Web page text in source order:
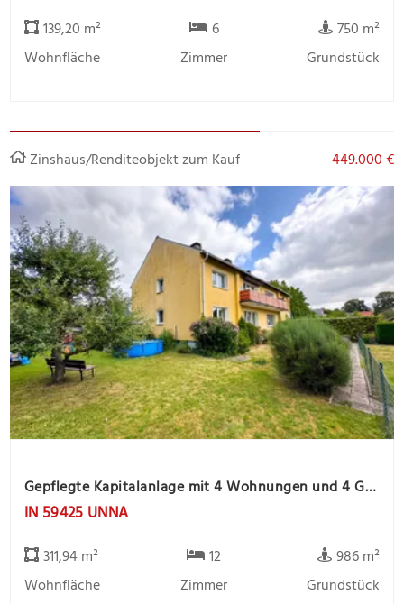
139,20 m²
Wohnfläche
6
Zimmer
750 m²
Grundstück
Zinshaus/Renditeobjekt zum Kauf 449.000 €
Gepflegte Kapitalanlage mit 4 Wohnungen und 4 Garagen, ruhige Lage
IN 59425 UNNA
311,94 m²
Wohnfläche
12
Zimmer
986 m²
Grundstück